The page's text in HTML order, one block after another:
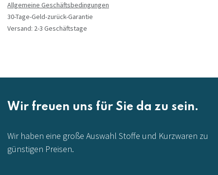
Allgemeine Geschäftsbedingungen
30-Tage-Geld-zurück-Garantie
Versand: 2-3 Geschäftstage
Wir freuen uns für Sie da zu sein.
Wir haben eine große Auswahl Stoffe und Kurzwaren zu
günstigen Preisen.